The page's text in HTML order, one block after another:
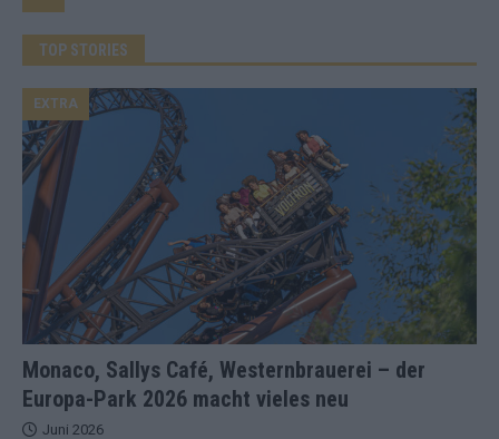
TOP STORIES
Monaco, Sallys Café, Westernbrauerei – der
Europa-Park 2026 macht vieles neu
EXTRA
Juni 2026